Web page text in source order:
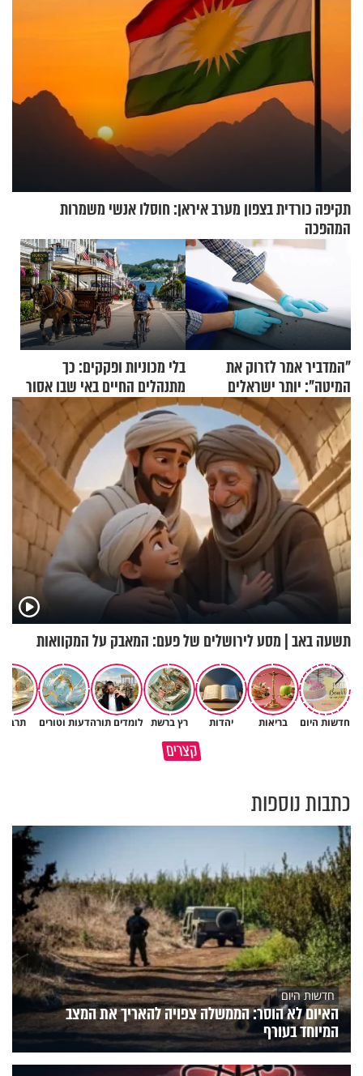
תקיפה כורדית בצפון מערב איראן: חוסלו אנשי משמרות
המהפכה
"המדביר אמר לזרוק את
המיטה": יותר ישראלים
מדווחים על מכת פשפשי
המיטה
בלי מכוניות ופקקים: כך
מתנהלים החיים באי שבו אסור
לנהוג כבר יותר מ-120 שנה
תשעה באב | מסע לירושלים של פעם: המאבק על המקוואות
חדשות היום בריאות יהדות רץ ברשת לומדים תורהדעות וטורים
קצרים
כתבות נוספות
חדשות היום
האיום לא הוסר: הממשלה צפויה להאריך את המצב
המיוחד בעורף